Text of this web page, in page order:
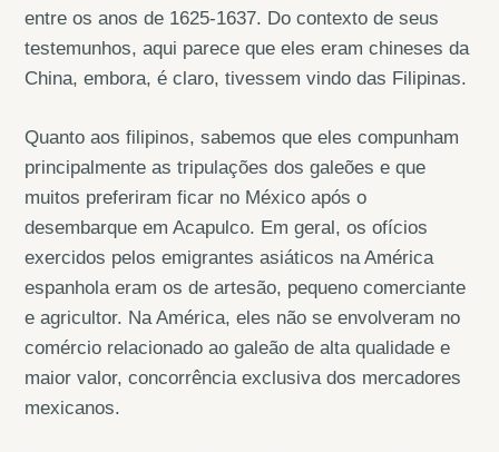
entre os anos de 1625-1637. Do contexto de seus
testemunhos, aqui parece que eles eram chineses da
China, embora, é claro, tivessem vindo das Filipinas.
Quanto aos filipinos, sabemos que eles compunham
principalmente as tripulações dos galeões e que
muitos preferiram ficar no México após o
desembarque em Acapulco. Em geral, os ofícios
exercidos pelos emigrantes asiáticos na América
espanhola eram os de artesão, pequeno comerciante
e agricultor. Na América, eles não se envolveram no
comércio relacionado ao galeão de alta qualidade e
maior valor, concorrência exclusiva dos mercadores
mexicanos.